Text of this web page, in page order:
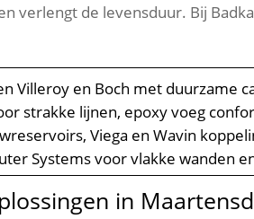
verlengt de levensduur.​ Bij
Villeroy en Boch met duurzame
strakke lijnen, epoxy voeg
Viega en Wavin
Systems voor vlakke wanden
in